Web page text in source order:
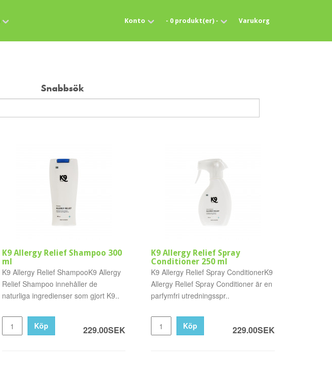
Konto - 0 produkt(er) - Varukorg
Snabbsök
K9 Allergy Relief Shampoo 300
ml
K9 Allergy Relief ShampooK9 Allergy
Relief Shampoo innehåller de
naturliga ingredienser som gjort K9..
229.00SEK
Köp
K9 Allergy Relief Spray
Conditioner 250 ml
K9 Allergy Relief Spray ConditionerK9
Allergy Relief Spray Conditioner är en
parfymfri utredningsspr..
229.00SEK
Köp